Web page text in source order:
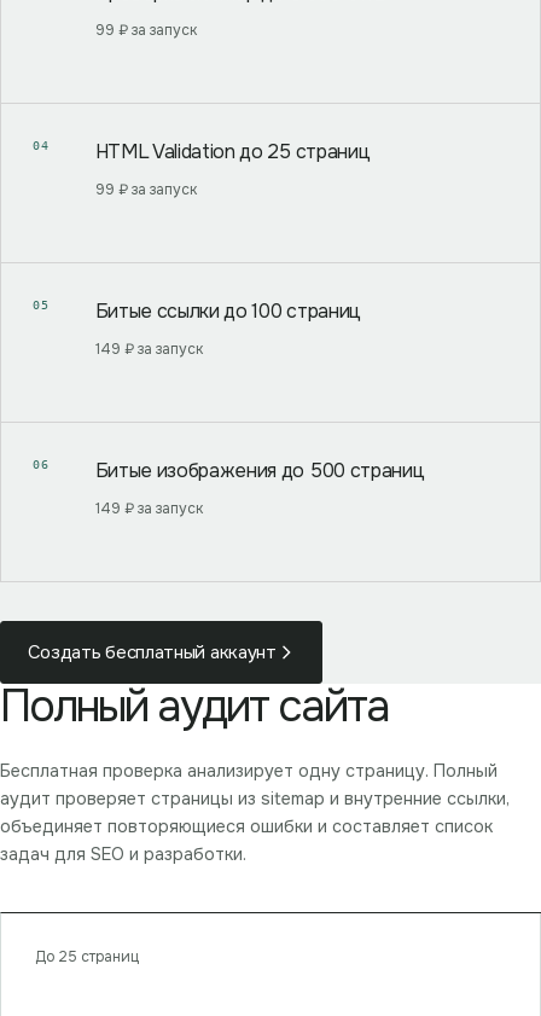
99 ₽ за запуск
04 HTML Validation до 25 страниц
99 ₽ за запуск
05 Битые ссылки до 100 страниц
149 ₽ за запуск
06 Битые изображения до 500 страниц
149 ₽ за запуск
Создать бесплатный аккаунт
Полный аудит сайта
Бесплатная проверка анализирует одну страницу. Полный
аудит проверяет страницы из sitemap и внутренние ссылки,
объединяет повторяющиеся ошибки и составляет список
задач для SEO и разработки.
До 25 страниц